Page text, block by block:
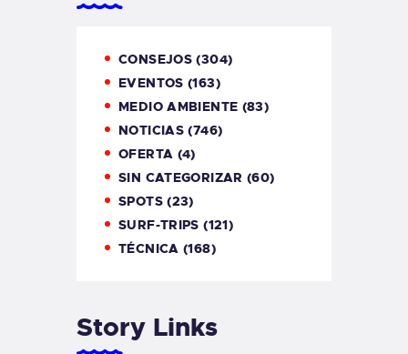
CONSEJOS (304)
EVENTOS (163)
MEDIO AMBIENTE (83)
NOTICIAS (746)
OFERTA (4)
SIN CATEGORIZAR (60)
SPOTS(23)
SURF-TRIPS (121)
TÉCNICA (168)
Story Links